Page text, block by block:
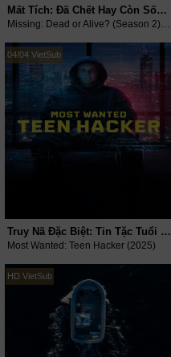
Mất Tích: Đã Chết Hay Còn Sống? (Phần 2)
Missing: Dead or Alive? (Season 2) (2025)
04/04 VietSub
Truy Nã Đặc Biệt: Tin Tặc Tuổi Mới Lớn
Most Wanted: Teen Hacker (2025)
HD VietSub